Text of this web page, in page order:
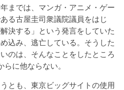
までは、マンガ・アニメ・ゲー
る古屋圭司衆議院議員をはじ
決する」という発言をしていた
込み、逃亡している。そうした
のは、そんなことをしたところ
に他ならない。
とも、東京ビッグサイトの使用